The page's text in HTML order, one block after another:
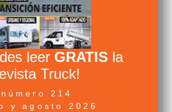
leer GRATIS la
Truck!
número 214
y agosto 2026